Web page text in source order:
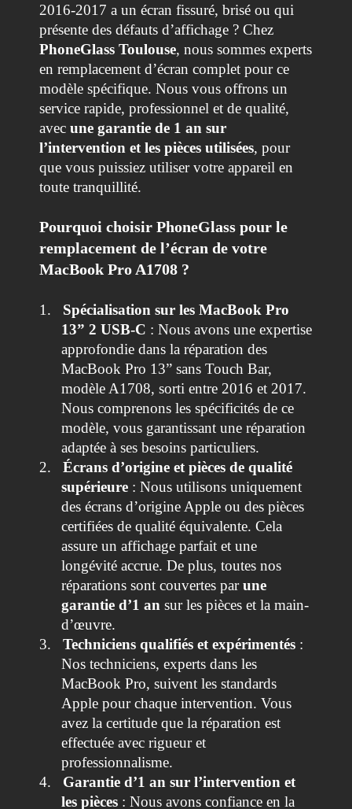
2016-2017 a un écran fissuré, brisé ou qui
présente des défauts d’affichage ? Chez
PhoneGlass Toulouse, nous sommes experts
en remplacement d’écran complet pour ce
modèle spécifique. Nous vous offrons un
service rapide, professionnel et de qualité,
avec une garantie de 1 an sur
l’intervention et les pièces utilisées, pour
que vous puissiez utiliser votre appareil en
toute tranquillité.
Pourquoi choisir PhoneGlass pour le
remplacement de l’écran de votre
MacBook Pro A1708 ?
1. Spécialisation sur les MacBook Pro
13” 2 USB-C : Nous avons une expertise
approfondie dans la réparation des
MacBook Pro 13” sans Touch Bar,
modèle A1708, sorti entre 2016 et 2017.
Nous comprenons les spécificités de ce
modèle, vous garantissant une réparation
adaptée à ses besoins particuliers.
2. Écrans d’origine et pièces de qualité
supérieure : Nous utilisons uniquement
des écrans d’origine Apple ou des pièces
certifiées de qualité équivalente. Cela
assure un affichage parfait et une
longévité accrue. De plus, toutes nos
réparations sont couvertes parune
garantie d’1 an sur les pièces et la main-
d’œuvre.
3. Techniciens qualifiés et expérimentés :
Nos techniciens, experts dans les
MacBook Pro, suivent les standards
Apple pour chaque intervention. Vous
avez la certitude que la réparation est
effectuée avec rigueur et
professionnalisme.
4. Garantie d’1 an sur l’intervention et
les pièces : Nous avons confiance en la